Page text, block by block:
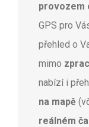
provozem
GPS pro
přehled o
mimo
nabízí i
na mapě
reálném